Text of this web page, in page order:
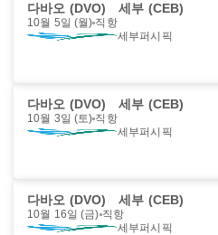
다바오 (DVO) 세부 (CEB)
10월 5일 (월) 직항
세부퍼시픽
다바오 (DVO) 세부 (CEB)
10월 3일 (토) 직항
세부퍼시픽
다바오 (DVO) 세부 (CEB)
10월 16일 (금) 직항
세부퍼시픽